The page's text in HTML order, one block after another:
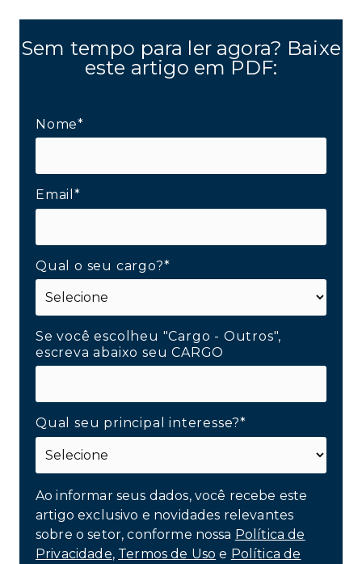
Sem tempo para ler agora? Baixe
este artigo em PDF:
Nome*
Email*
Qual o seu cargo?*
Se você escolheu "Cargo - Outros",
escreva abaixo seu CARGO
Qual seu principal interesse?*
Ao informar seus dados, você recebe este
artigo exclusivo e novidades relevantes
sobre o setor, conforme nossa Política de
Privacidade, Termos de Uso e Política de